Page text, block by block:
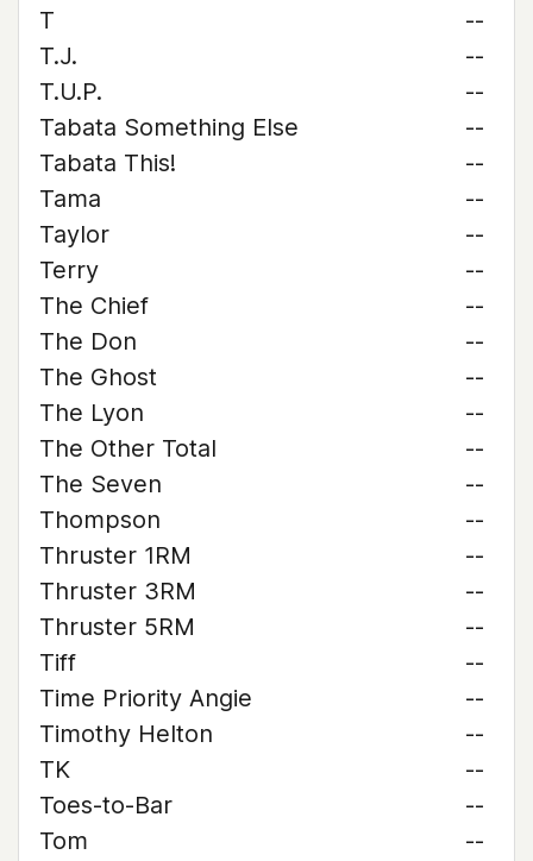
T
--
T.J.
--
T.U.P.
--
Tabata Something Else
--
Tabata This!
--
Tama
--
Taylor
--
Terry
--
The Chief
--
The Don
--
The Ghost
--
The Lyon
--
The Other Total
--
The Seven
--
Thompson
--
Thruster 1RM
--
Thruster 3RM
--
Thruster 5RM
--
Tiff
--
Time Priority Angie
--
Timothy Helton
--
TK
--
Toes-to-Bar
--
Tom
--